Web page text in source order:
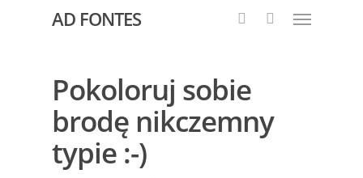
AD FONTES
Pokoloruj sobie
brodę nikczemny
typie :-)